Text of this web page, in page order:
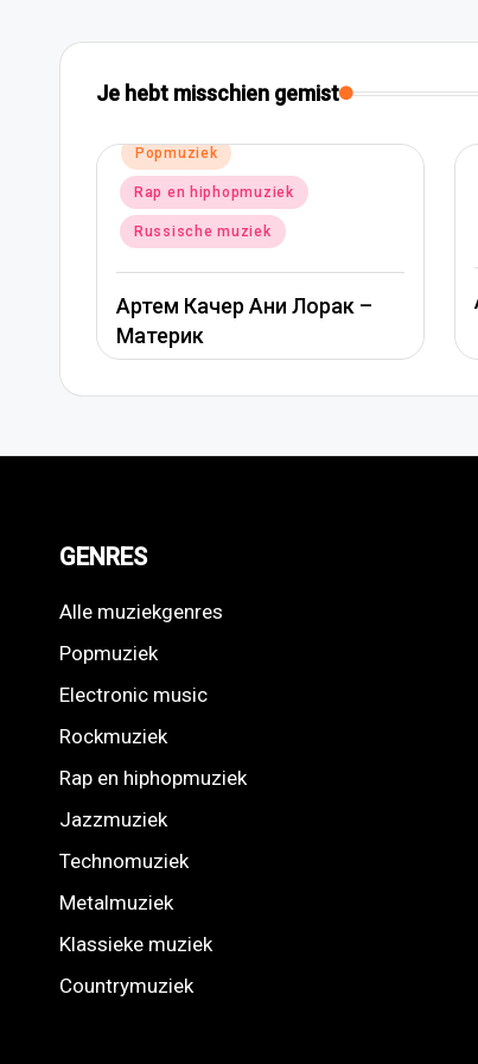
Je hebt misschien gemist
Geplaatst
in
Popmuziek
Russische muziek
Ани Лорак — Наполовину
GENRES
Alle muziekgenres
Popmuziek
Electronic music
Rockmuziek
Rap en hiphopmuziek
Jazzmuziek
Technomuziek
Metalmuziek
Klassieke muziek
Countrymuziek